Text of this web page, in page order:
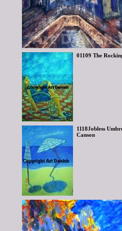
01109 The
1118Jobless
Canson